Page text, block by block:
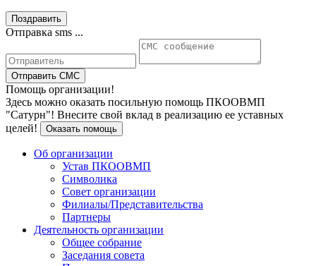
Поздравить
Отправка sms ...
Отправить СМС
Помощь организации!
Здесь можно оказать посильную помощь ПКООВМП
"Сатурн"! Внесите свой вклад в реализацию ее уставных
целей!
Оказать помощь
Об организации
Устав ПКООВМП
Символика
Совет организации
Филиалы/Представительства
Партнеры
Деятельность организации
Общее собрание
Заседания совета